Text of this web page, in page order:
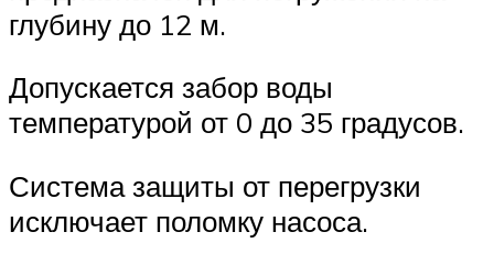
глубину до 12 м.
Допускается забор воды
температурой от 0 до 35 градусов.
Система защиты от перегрузки
исключает поломку насоса.